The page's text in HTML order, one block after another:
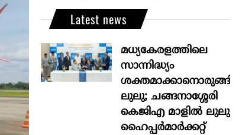
Latest news
മധ്യകേരളത്തിലെ
സാന്നിദ്ധ്യം
ശക്തമാക്കാനൊരുങ്ങി
ലുലു; ചങ്ങനാശ്ശേരി
കെജിഎ മാളിൽ ലുലു
ഹൈപ്പർമാർക്കറ്റ്